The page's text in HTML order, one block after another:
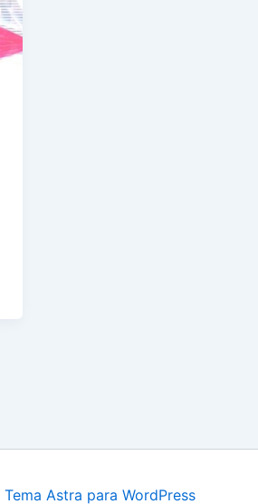
Tema Astra para WordPress